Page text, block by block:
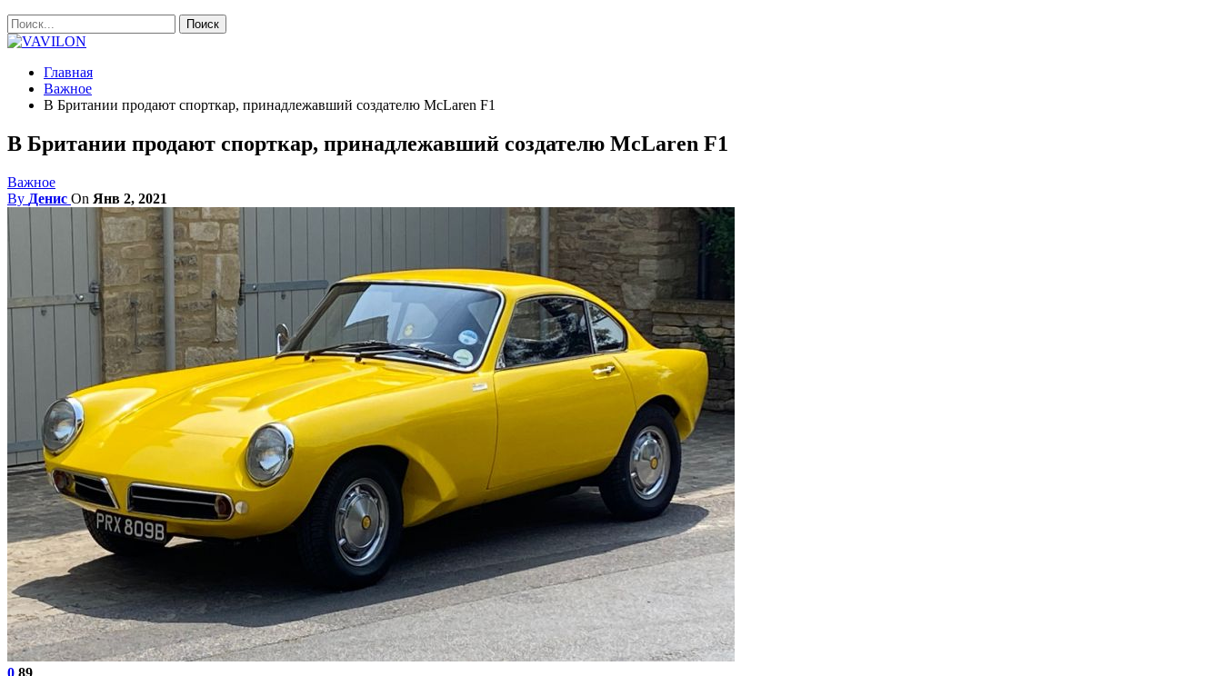
Главная
Важное
В Британии продают спорткар, принадлежавший создателю McLaren F1
В Британии продают спорткар, принадлежавший создателю McLaren F1
Важное
By Денис On Янв 2, 2021
0 89